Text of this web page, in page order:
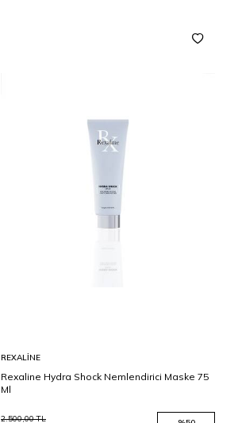
REXALINE
Rexaline Hydra Shock Nemlendirici Maske 75
Ml
2.500,00TL